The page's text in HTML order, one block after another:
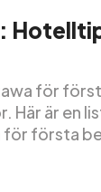
för
Här är en
första